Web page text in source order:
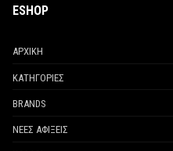
ESHOP
ΑΡΧΙΚΗ
ΚΑΤΗΓΟΡΙΕΣ
BRANDS
ΝΕΕΣ ΑΦΙΞΕΙΣ